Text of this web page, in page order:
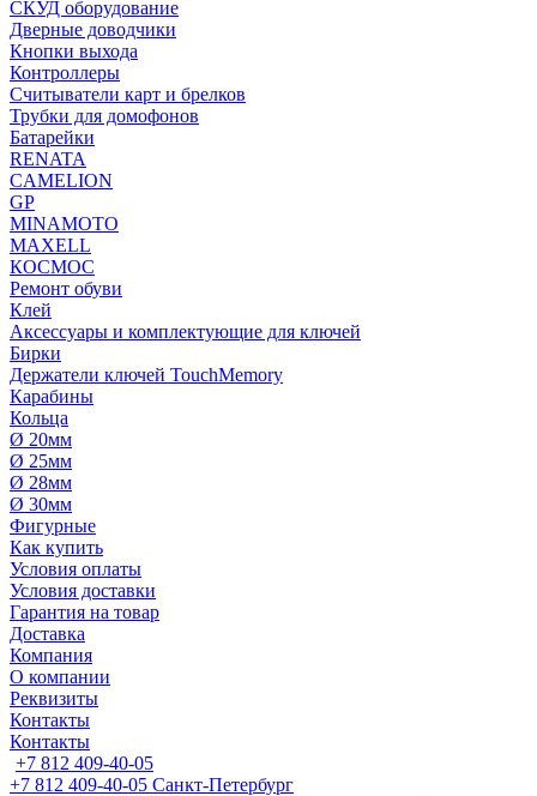
СКУД оборудование
Дверные доводчики
Кнопки выхода
Контроллеры
Считыватели карт и брелков
Трубки для домофонов
Батарейки
RENATA
CAMELION
GP
MINAMOTO
MAXELL
КОСМОС
Ремонт обуви
Клей
Аксессуары и комплектующие для ключей
Бирки
Держатели ключей TouchMemory
Карабины
Кольца
Ø 20мм
Ø 25мм
Ø 28мм
Ø 30мм
Фигурные
Как купить
Условия оплаты
Условия доставки
Гарантия на товар
Доставка
Компания
О компании
Реквизиты
Контакты
Контакты
+7 812 409-40-05
+7 812 409-40-05 Санĸт-Петербург